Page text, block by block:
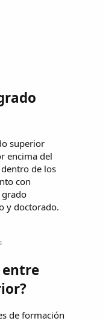
superior
encima del
de los
con
grado
y doctorado.
entre
de formación